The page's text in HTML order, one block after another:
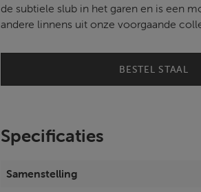
de subtiele slub in het garen en is een
andere linnens uit onze voorgaande
BESTEL STAAL
Specificaties
Samenstelling